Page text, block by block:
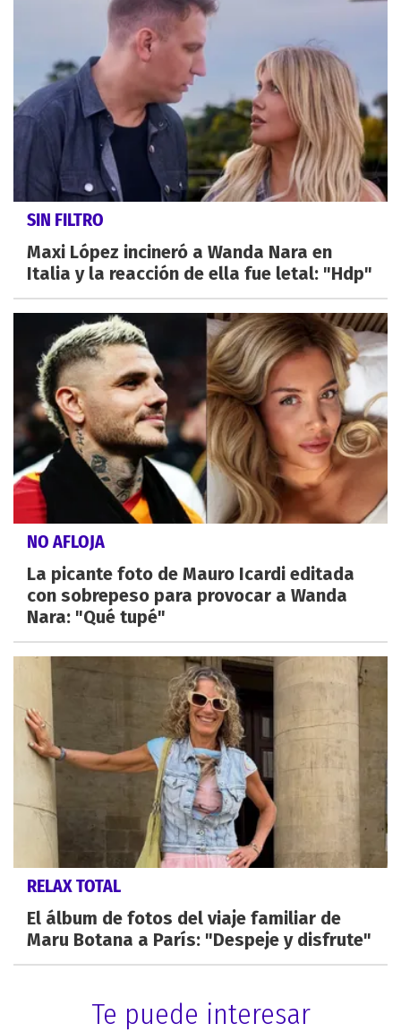
SIN FILTRO
Maxi López incineró a Wanda Nara en
Italia y la reacción de ella fue letal: "Hdp"
NO AFLOJA
La picante foto de Mauro Icardi editada
con sobrepeso para provocar a Wanda
Nara: "Qué tupé"
RELAX TOTAL
El álbum de fotos del viaje familiar de
Maru Botana a París: "Despeje y disfrute"
Te puede interesar